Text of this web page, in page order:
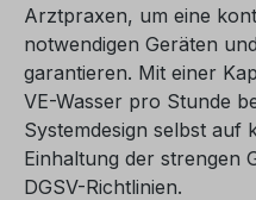
Arztpraxen, um eine
notwendigen Geräten
garantieren. Mit einer
VE-Wasser pro Stunde
Systemdesign selbst auf
Einhaltung der strengen
DGSV-Richtlinien.